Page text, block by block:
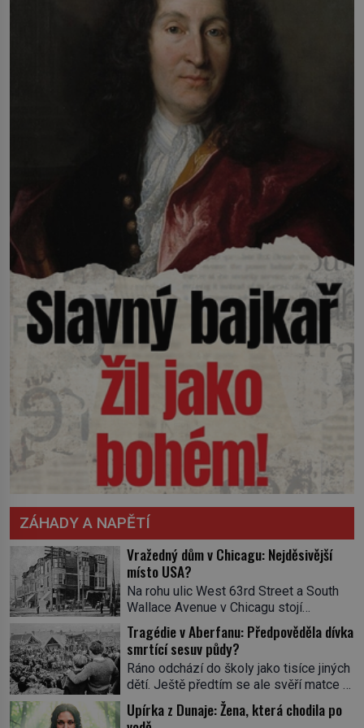
ZÁHADY A NAPĚTÍ
Vražedný dům v Chicagu: Nejděsivější
místo USA?
Na rohu ulic West 63rd Street a South
Wallace Avenue v Chicagu stojí
nenápadná pošta. Nemá žádný speciální
nápis ani pamětní desku. A přesto prý
místní zaměstnanci neradi chodí do
sklepa. Právě tady totiž sídlil sériový
vrah H. H. Holmes a také
nejpropracovanější past na lidi
v dějinách americké kriminalistiky.
Tragédie v Aberfanu: Předpověděla dívka
smrtící sesuv půdy?
Ráno odchází do školy jako tisíce jiných
dětí. Ještě předtím se ale svěří matce s
podivným snem. Ve škole, kterou dobře
zná, tentokrát nevidí budovu ani
Upírka z Dunaje: Žena, která chodila po